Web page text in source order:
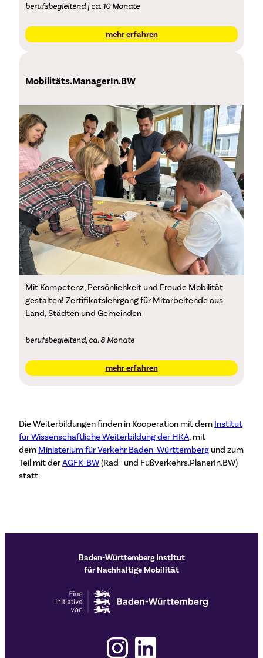
berufsbegleitend | ca. 10 Monate
mehr erfahren
Mobilitäts.ManagerIn.BW
Mit Kompetenz, Persönlichkeit und Freude Mobilität
gestalten! Zertifikatslehrgang für Mitarbeitende aus
Land, Städten und Gemeinden
berufsbegleitend, ca. 8 Monate
mehr erfahren
Die Weiterbildungen finden in Kooperation mit dem Institut
für Wissenschaftliche Weiterbildung der HKA, mit
dem Ministerium für Verkehr Baden-Württemberg und zum
Teil mit derAGFK-BW(Rad- und Fußverkehrs.PlanerIn.BW)
statt.
Baden-Württemberg Institut
für Nachhaltige Mobilität
Instagram LinkedIn